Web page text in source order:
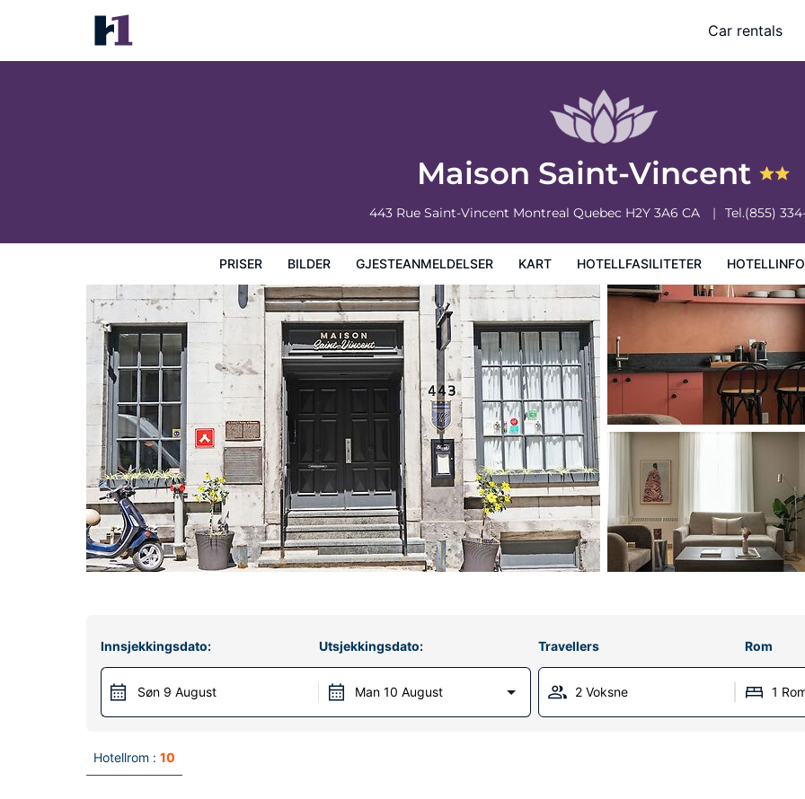
Car rentals
Maison Saint-Vincent
443 Rue Saint-Vincent Montreal Quebec H2Y 3A6 CA Tel.(855)
PRISER BILDER GJESTEANMELDELSER KART HOTELLFASILITETER
Maison Saint-Vincent
Priser
Innsjekkingsdato:
Søn 9 August
Utsjekkingsdato:
Man 10 August
Travellers Rom
2 Voksne 1
Hotellrom : 10